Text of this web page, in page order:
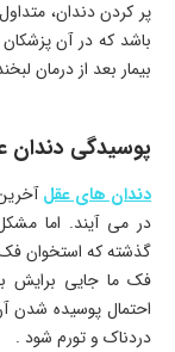
پر کردن دندان،
باشد که در آن
بیمار بعد از درمان
پوسیدگی دندان
دندان های عقل
در می‌ آیند. اما
گذشته که استخوان فک
فک ما جایی برایش
احتمال پوسیده شدن
دردناک و تورم شود .